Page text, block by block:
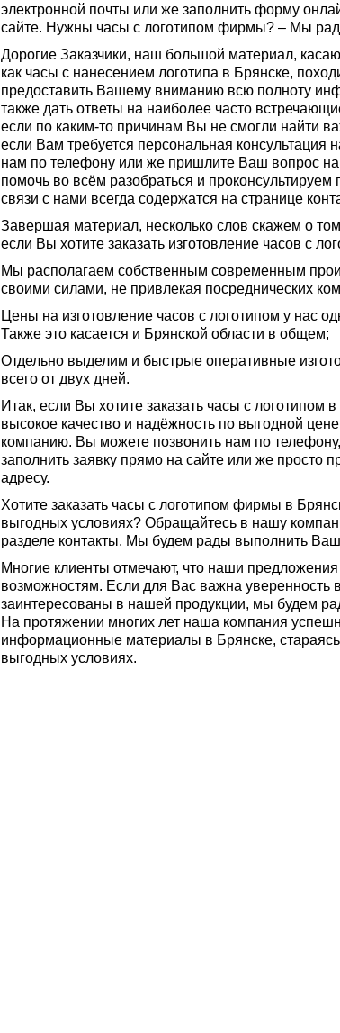
электронной почты или же заполнить форму
сайте. Нужны часы с логотипом фирмы? – Мы
Дорогие Заказчики, наш большой материал,
как часы с нанесением логотипа в Брянске,
предоставить Вашему вниманию всю полноту
также дать ответы на наиболее часто
если по каким-то причинам Вы не смогли найти
если Вам требуется персональная консультация
нам по телефону или же пришлите Ваш вопрос
помочь во всём разобраться и
связи с нами всегда содержатся на странице
Завершая материал, несколько слов скажем о
если Вы хотите заказать изготовление часов с
Мы располагаем собственным современным
своими силами, не привлекая посреднических
Цены на изготовление часов с логотипом у нас
Также это касается и Брянской области в общем;
Отдельно выделим и быстрые оперативные
всего от двух дней.
Итак, если Вы хотите заказать часы с логотипом
высокое качество и надёжность по выгодной
компанию. Вы можете позвонить нам по
заполнить заявку прямо на сайте или же просто
адресу.
Хотите заказать часы с логотипом фирмы в
выгодных условиях? Обращайтесь в нашу
разделе контакты. Мы будем рады выполнить Ваш
Многие клиенты отмечают, что наши
возможностям. Если для Вас важна уверенность
заинтересованы в нашей продукции, мы будем
На протяжении многих лет наша компания
информационные материалы в Брянске,
выгодных условиях.